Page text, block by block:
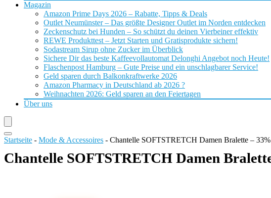
Magazin
Amazon Prime Days 2026 – Rabatte, Tipps & Deals
Outlet Neumünster – Das größte Designer Outlet im Norden entdecken
Zeckenschutz bei Hunden – So schützt du deinen Vierbeiner effektiv
REWE Produkttest – Jetzt Starten und Gratisprodukte sichern!
Sodastream Sirup ohne Zucker im Überblick
Sichere Dir das beste Kaffeevollautomat Delonghi Angebot noch Heute!
Flaschenpost Hamburg – Gute Preise und ein unschlagbarer Service!
Geld sparen durch Balkonkraftwerke 2026
Amazon Pharmacy in Deutschland ab 2026 ?
Weihnachten 2026: Geld sparen an den Feiertagen
Über uns
Startseite - Mode & Accessoires - Chantelle SOFTSTRETCH Damen Bralette –
Chantelle SOFTSTRETCH Damen